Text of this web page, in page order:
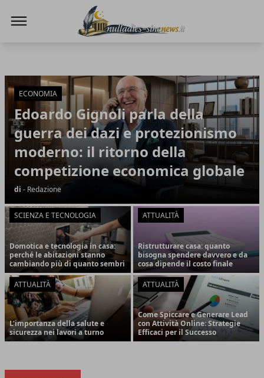
Articoli in Evidenza
ECONOMIA
Edoardo Gignoli parla della
guerra dei dazi e protezionismo
moderno: il ritorno della
competizione economica globale
di - Redazione
SCIENZA E TECNOLOGIA
Domotica e tecnologia in casa:
perché le abitazioni stanno
cambiando più di quanto sembri
ATTUALITÀ
Ristrutturare casa: quanto
bisogna spendere davvero e da
cosa dipende il costo finale
ATTUALITÀ
L'importanza della salute e
sicurezza nei lavori a turno
ATTUALITÀ
Come Spiccare e Generare Lead
con Attività Online: Strategie
Efficaci per il Successo